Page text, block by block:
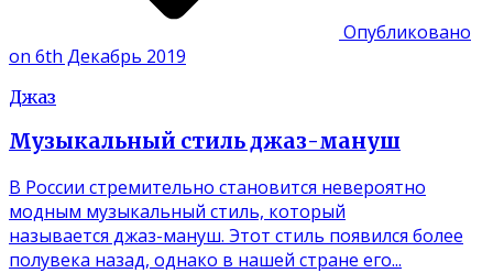
Опубликовано
on 6th Декабрь 2019
Джаз
Музыкальный стиль джаз-мануш
В России стремительно становится невероятно
модным музыкальный стиль, который
называется джаз-мануш. Этот стиль появился более
полувека назад, однако в нашей стране его...